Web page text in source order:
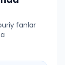
fanlar